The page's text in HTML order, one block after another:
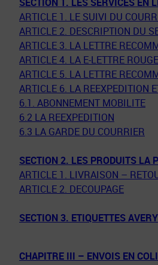
ARTICLE 1. LE SUIVI DU
ARTICLE 2. DESCRIPTION DU
ARTICLE 3. LA LETTRE
ARTICLE 4. LA E-LETTRE ROUGE
ARTICLE 5. LA LETTRE
ARTICLE 6. LA REEXPEDITION
6.1. ABONNEMENT MOBILITE
6.2 LA REEXPEDITION
6.3 LA GARDE DU COURRIER
SECTION 2. LES PRODUITS LA
ARTICLE 1. LIVRAISON –
ARTICLE 2. DECOUPAGE
SECTION 3. ETIQUETTES AVERY
CHAPITRE III – ENVOIS EN